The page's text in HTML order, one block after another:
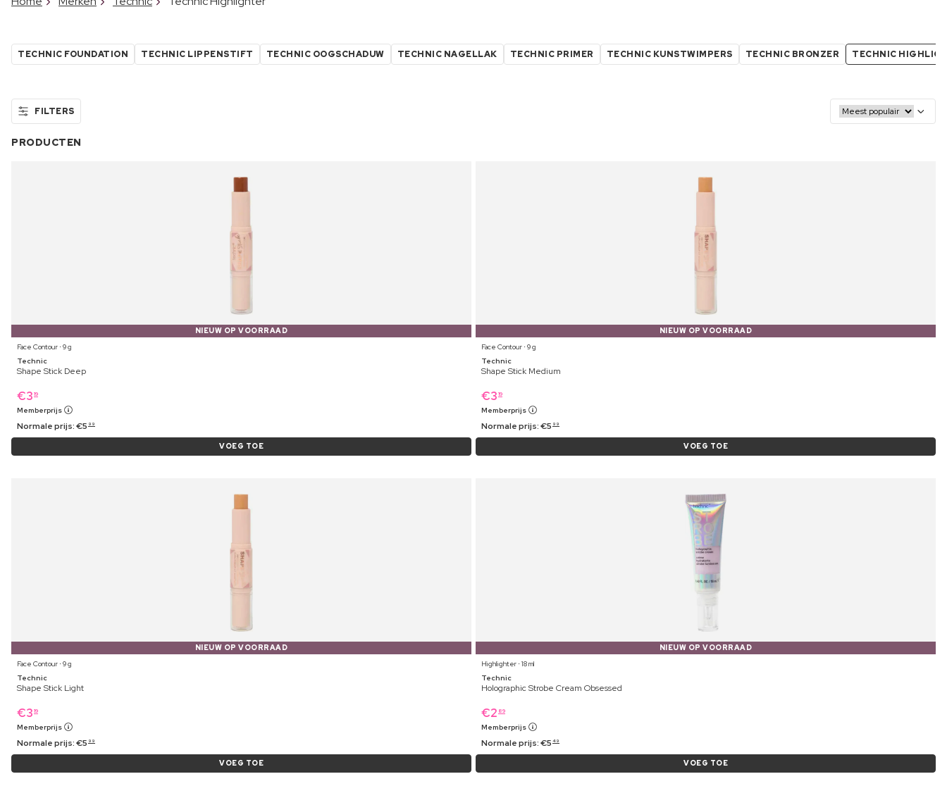
TECHNIC FOUNDATION TECHNIC LIPPENSTIFT TECHNIC OOGSCHADUW TECHNIC NAGELLAK TECHNIC PRIMER TECHNIC KUNSTWIMPERS TECHNIC BRONZER TECHNIC
FILTERS
PRODUCTEN
NIEUW OP VOORRAAD
Face Contour ⋅ 9 g
Technic
Shape Stick Deep
€3 19
Memberprijs
Normale prijs:€5 99
VOEG TOE
NIEUW OP VOORRAAD
Face Contour ⋅ 9 g
Technic
Shape Stick Medium
€3 19
Memberprijs
Normale prijs:€5 99
VOEG TOE
NIEUW OP VOORRAAD
Face Contour ⋅ 9 g
Technic
Shape Stick Light
€3 19
Memberprijs
Normale prijs:€5 99
VOEG TOE
NIEUW OP VOORRAAD
Highlighter ⋅ 18 ml
Technic
Holographic Strobe Cream Obsessed
€2 89
Memberprijs
Normale prijs:€5 49
VOEG TOE